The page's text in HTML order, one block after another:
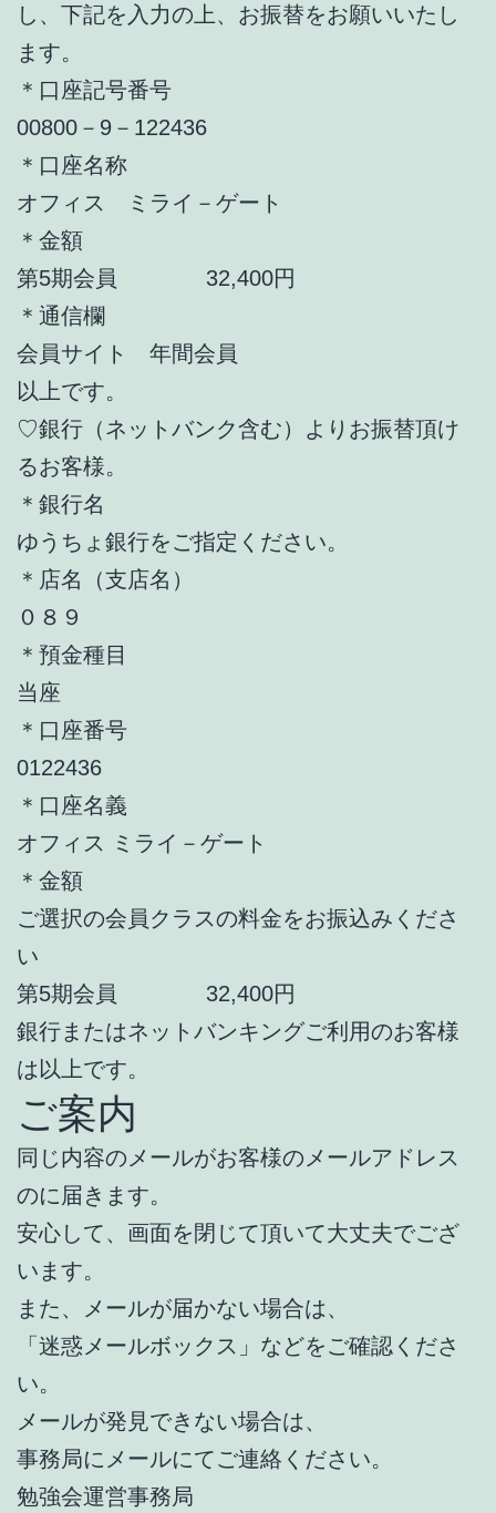
し、下記を入力の上、お振替をお願いいたし
ます。
＊口座記号番号
00800－9－122436
＊口座名称
オフィス ミライ－ゲート
＊金額
第5期会員 32,400円
＊通信欄
会員サイト 年間会員
以上です。
♡銀行（ネットバンク含む）よりお振替頂け
るお客様。
＊銀行名
ゆうちょ銀行をご指定ください。
＊店名（支店名）
０８９
＊預金種目
当座
＊口座番号
0122436
＊口座名義
オフィス ミライ－ゲート
＊金額
ご選択の会員クラスの料金をお振込みくださ
い
第5期会員 32,400円
銀行またはネットバンキングご利用のお客様
は以上です。
ご案内
同じ内容のメールがお客様のメールアドレス
のに届きます。
安心して、画面を閉じて頂いて大丈夫でござ
います。
また、メールが届かない場合は、
「迷惑メールボックス」などをご確認くださ
い。
メールが発見できない場合は、
事務局にメールにてご連絡ください。
勉強会運営事務局